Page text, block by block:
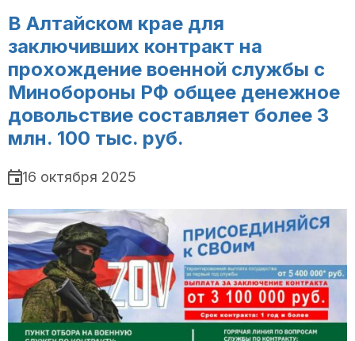
В Алтайском крае для
заключивших контракт на
прохождение военной службы с
Минобороны РФ общее денежное
довольствие составляет более 3
млн. 100 тыс. руб.
16 октября 2025